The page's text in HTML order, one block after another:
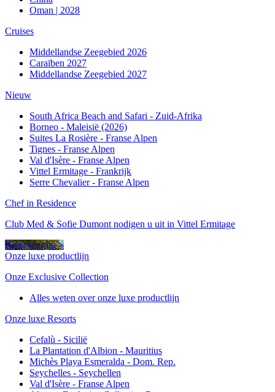
Oman | 2028
Cruises
Middellandse Zeegebied 2026
Caraïben 2027
Middellandse Zeegebied 2027
Nieuw
South Africa Beach and Safari - Zuid-Afrika
Borneo - Maleisië (2026)
Suites La Rosière - Franse Alpen
Tignes - Franse Alpen
Val d'Isère - Franse Alpen
Vittel Ermitage - Frankrijk
Serre Chevalier - Franse Alpen
Chef in Residence
Club Med & Sofie Dumont nodigen u uit in Vittel Ermitage
Reserveer nu >
Onze luxe productlijn
Onze Exclusive Collection
Alles weten over onze luxe productlijn
Onze luxe Resorts
Cefalù - Sicilië
La Plantation d'Albion - Mauritius
Michès Playa Esmeralda - Dom. Rep.
Seychelles - Seychellen
Val d'Isère - Franse Alpen